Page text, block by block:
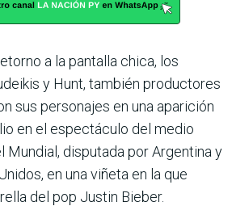
a la pantalla chica, los
y Hunt, también productores
sus personajes en una aparición
en el espectáculo del medio
Mundial, disputada por Argentina y
en una viñeta en la que
del pop Justin Bieber.